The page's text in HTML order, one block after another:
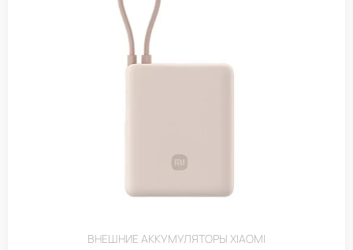
ВНЕШНИЕ АККУМУЛЯТОРЫ XIAOMI